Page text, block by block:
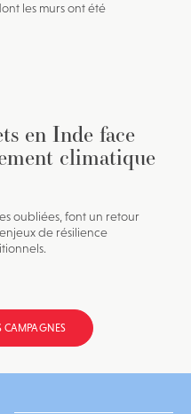
les murs ont été
en Inde face
climatique
oubliées, font un retour
de résilience
CAMPAGNES